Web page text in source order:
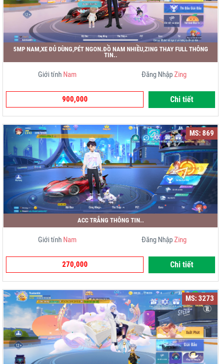
5MP NAM,XE ĐỦ DÙNG,PÉT NGON.ĐỒ NAM NHIỀU,ZING THAY FULL THÔNG
TIN..
Giới tính Nam Đăng NhậpZing
900,000 Chi tiết
MS: 869
ACC TRẮNG THÔNG TIN..
Giới tính Nam Đăng NhậpZing
270,000 Chi tiết
MS: 3273